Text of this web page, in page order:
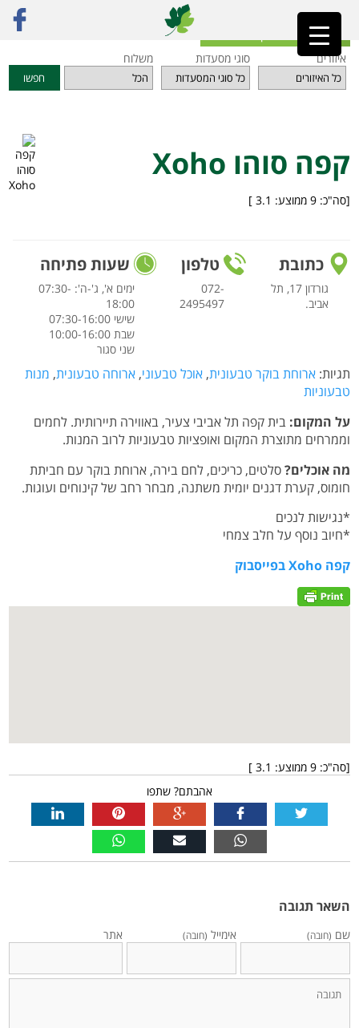
ראשי»מסעדות קפה סוהו Xoho
חזרה לאינדקס המסעדות
איזורים
סוגי מסעדות משלוח
חפשו
קפה סוהו Xoho
[סה"כ: 9 ממוצע: 3.1
]
כתובת
גורדון 17, תל
אביב.
טלפון
072-
2495497
שעות פתיחה
ימים א', ג'-ה': 07:30-
18:00
שישי 07:30-16:00
שבת 10:00-16:00
שני סגור
תגיות: ארוחת בוקר טבעונית, אוכל טבעוני, ארוחה טבעונית, מנות
טבעוניות
על המקום: בית קפה תל אביבי צעיר, באווירה תיירותית. לחמים
וממרחים מתוצרת המקום ואופציות טבעוניות לרוב המנות.
מה אוכלים?סלטים, כריכים, לחם בירה, ארוחת בוקר עם חביתת
חומוס, קערת דגנים יומית משתנה, מבחר רחב של קינוחים ועוגות.
*נגישות לנכים
*חיוב נוסף על חלב צמחי
קפה Xoho בפייסבוק
[סה"כ: 9 ממוצע: 3.1
]
אהבתם? שתפו
השאר תגובה
שם (חובה) אימייל (חובה) אתר